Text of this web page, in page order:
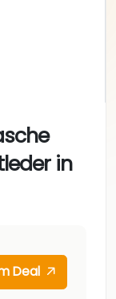
in
Deal